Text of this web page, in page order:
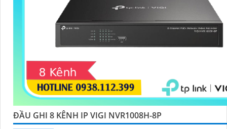
ĐẦU GHI 8 KÊNH IP VIGI NVR1008H-8P